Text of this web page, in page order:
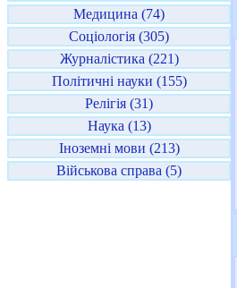
Медицина (74)
Соціологія (305)
Журналістика (221)
Політичні науки (155)
Релігія (31)
Наука (13)
Іноземні мови (213)
Військова справа (5)